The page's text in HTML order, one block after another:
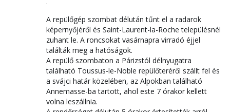
A repülőgép szombat délután tűnt el a radarok
képernyőjéről és Saint-Laurent-la-Roche településnél
zuhant le. A roncsokat vasárnapra virradó éjjel
találták meg a hatóságok.
A repülő szombaton a Párizstól délnyugatra
található Toussus-le-Noble repülőteréről szállt fel és
a svájci határ közelében, az Alpokban található
Annemasse-ba tartott, ahol este 7 órakor kellett
volna leszállnia.